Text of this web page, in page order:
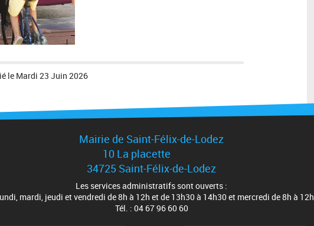
le Mardi 23 Juin 2026
Mairie de Saint-Félix-de-Lodez
10 La placette
34725 Saint-Félix-de-Lodez
Les services administratifs sont ouverts :
mardi, jeudi et vendredi de 8h à 12h et de 13h30 à 14h30 et mercredi de 8h à 12h.
Tél. : 04 67 96 60 60